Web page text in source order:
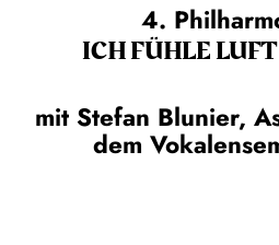
4.
ICH FÜHLE
mit Stefan Blunier,
dem